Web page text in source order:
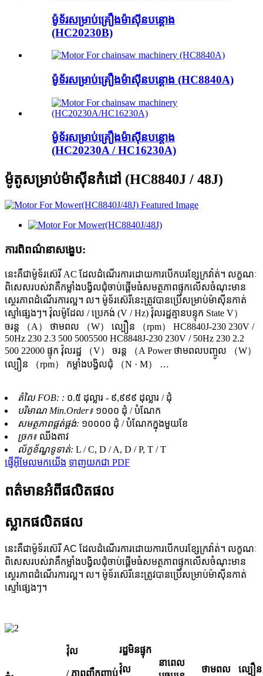
ម៉ូទ័រសម្រាប់គ្រឿងម៉ាស៊ីនបន្តោង
(HC20230B)
ម៉ូទ័រសម្រាប់គ្រឿងម៉ាស៊ីនបន្តោង (HC8840A)
ម៉ូទ័រសម្រាប់គ្រឿងម៉ាស៊ីនបន្តោង
(HC20230A / HC16230A)
ម៉ូតូសម្រាប់ម៉ាស៊ីនកំដៅ (HC8840J / 48J)
ការពិពណ៌នាសង្ខេប:
នេះគឺជាម៉ូទ័រស៊េរី AC ដែលដំណើរការដោយការបើកបរខ្សែក្រវ៉ាត់។ លក្ខណៈ
ពិសេសរបស់វាគឺកម្លាំងបង្វិលជុំចាប់ផ្តើមធំសមត្ថភាពផ្ទុកលើសចំណុះមាន
ស្ថេរភាពដំណើរការល្អ។ ល។ ម៉ូទ័រស៊េរីនេះត្រូវបានប្រើសម្រាប់ម៉ាស៊ីនកាត់
ស្មៅផ្សេងៗ។ វ៉ុលម៉ូដែល / ប្រេកង់ (V / Hz) វ៉ុលរដ្ឋគ្មានបន្ទុក State V）
ចរន្ត （A） ថាមពល （W） ល្បឿន （rpm） HC8840J-230 230V /
50Hz 230 2.3 500 5005500 HC8848J-230 230V / 50Hz 230 2.2
500 22000 ផ្ទុក វ៉ុលរដ្ឋ （V） ចរន្ត （A Power ថាមពលបញ្ចូល （W）
ល្បឿន （rpm） កម្លាំងបង្វិលជុំ （N · M） …
តំលៃ FOB: : ០.៥ ដុល្លារ - ៩,៩៩៩ ដុល្លារ / ដុំ
បរិមាណ Min.Order៖ ១០០០ ដុំ / បំណែក
សមត្ថភាពផ្គត់ផ្គង់: ១០០០០ ដុំ / បំណែកក្នុងមួយខែ
ច្រក៖ ឈីងតាវ
ល័ក្ខខ័ណ្ឌ​ទូទាត់: L / C, D / A, D / P, T / T
ផ្ញើអ៊ីមែលមកយើង ទាញយកជា PDF
ពត៌មានអំពីផលិតផល
ស្លាកផលិតផល
នេះគឺជាម៉ូទ័រស៊េរី AC ដែលដំណើរការដោយការបើកបរខ្សែក្រវ៉ាត់។ លក្ខណៈ
ពិសេសរបស់វាគឺកម្លាំងបង្វិលជុំចាប់ផ្តើមធំសមត្ថភាពផ្ទុកលើសចំណុះមាន
ស្ថេរភាពដំណើរការល្អ។ ល។ ម៉ូទ័រស៊េរីនេះត្រូវបានប្រើសម្រាប់ម៉ាស៊ីនកាត់
ស្មៅផ្សេងៗ។
វ៉ុល
/ ភាពញឹកញាប់
រដ្ឋមិនផ្ទុក
វ៉ុល
នា​ពេល​
ថាមពល ល្បឿន